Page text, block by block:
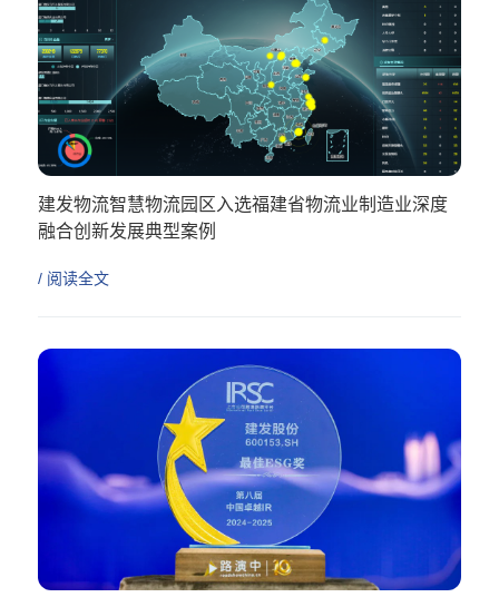
建发物流智慧物流园区入选福建省物流业制造业深度
融合创新发展典型案例
/ 阅读全文